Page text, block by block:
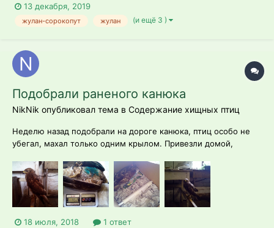
жулана-сорокопута. Жили оба семейства, не тужили и не
подозревали о существовании друг друга. Пока однажды
13 декабря, 2019
жулан-сорокопут жулан (и ещё 3 )
Подобрали раненого канюка
NikNik опубликовал тема в Содержание хищных птиц
Неделю назад подобрали на дороге канюка, птиц особо не
убегал, махал только одним крылом. Привезли домой,
он этого может не пережить, дали воды, положили рыбу
свежую (больше ничего в наличии не было подходящего) до
утра оставили в покое. Утр...
18 июля, 2018 1 ответ